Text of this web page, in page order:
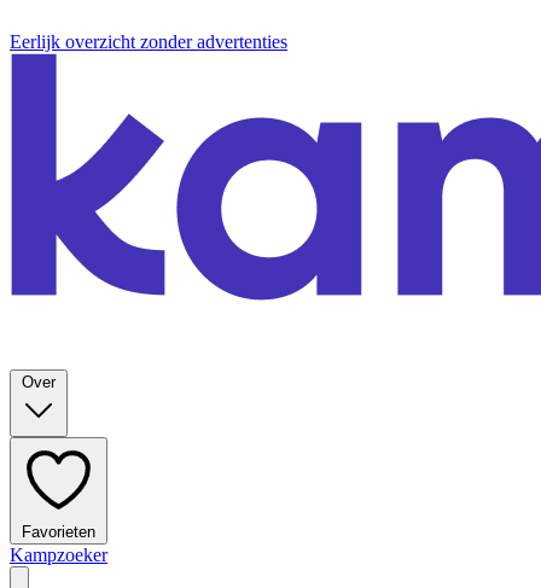
Eerlijk overzicht zonder advertenties
Over
Favorieten
Kampzoeker